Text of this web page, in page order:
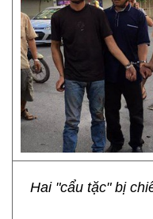
Hai "cẩu tặc" bị